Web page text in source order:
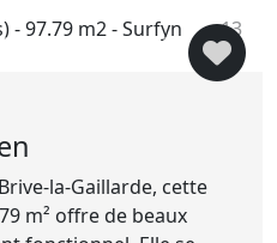
13
la-Gaillarde, cette
m² offre de beaux